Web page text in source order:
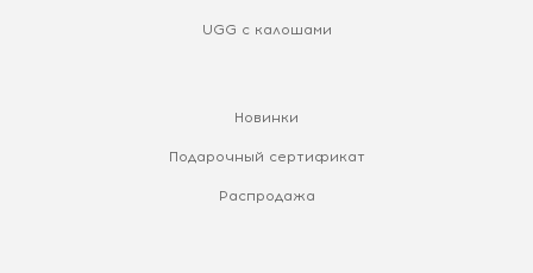
UGG с калошами
Новинки
Подарочный сертификат
Распродажа